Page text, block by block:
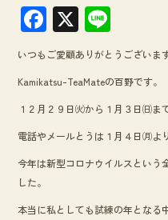
F
ac
e
b
o
o
k
X
n
e
いつもご愛顧ありがとうございま
Kamikatsu-TeaMateの百野です。
１２月２９日㈫から１月３日㈰ま
電話やメールとうは１月４日㈪よ
今年は新型コロナウイルスという
した。
本当に私としても試練の年となる